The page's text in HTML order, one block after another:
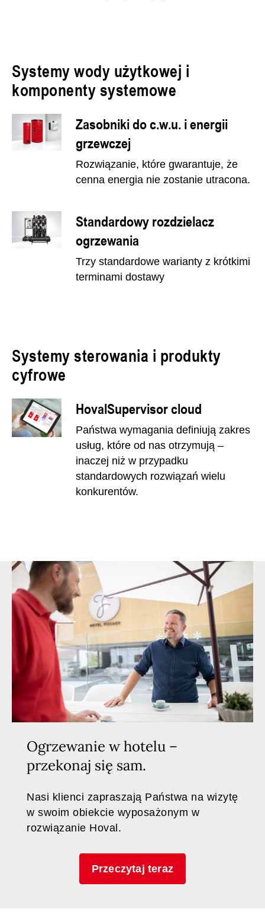
Systemy wody użytkowej i
komponenty systemowe
Zasobniki do c.w.u. i energii
grzewczej
Rozwiązanie, które gwarantuje, że
cenna energia nie zostanie utracona.
Standardowy rozdzielacz
ogrzewania
Trzy standardowe warianty z krótkimi
terminami dostawy
Systemy sterowania i produkty
cyfrowe
HovalSupervisor cloud
Państwa wymagania definiują zakres
usług, które od nas otrzymują –
inaczej niż w przypadku
standardowych rozwiązań wielu
konkurentów.
Ogrzewanie w hotelu –
przekonaj się sam.
Nasi klienci zapraszają Państwa na wizytę
w swoim obiekcie wyposażonym w
rozwiązanie Hoval.
Przeczytaj teraz